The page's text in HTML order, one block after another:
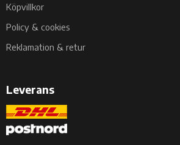
Köpvillkor
Policy & cookies
Reklamation & retur
Leverans